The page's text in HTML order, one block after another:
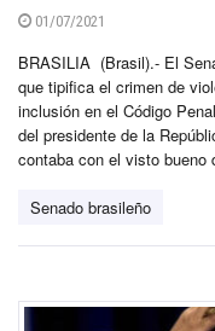
01/07/2021
BRASILIA (Brasil).- El
que tipifica el crimen de
inclusión en el Código
del presidente de la
contaba con el visto bueno
Senado brasileño